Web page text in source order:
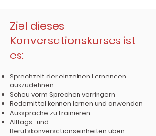
Ziel dieses
Konversationskurses ist
es:
Sprechzeit der einzelnen Lernenden
auszudehnen
Scheu vorm Sprechen verringern
Redemittel kennen lernen und anwenden
Aussprache zu trainieren
Alltags- und
Berufskonversationseinheiten üben